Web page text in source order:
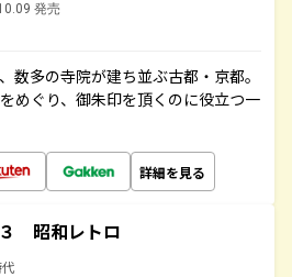
発売
数多の寺院が建ち並ぶ古都・京都。
めぐり、御朱印を頂くのに役立つ一
詳細を見る
昭和レトロ